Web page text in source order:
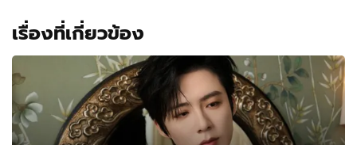
เรื่องที่เกี่ยวข้อง